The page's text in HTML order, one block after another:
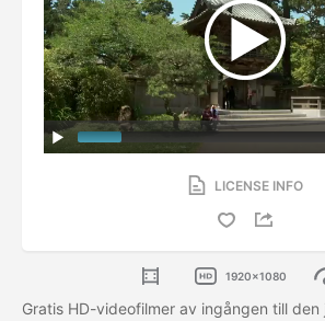
LICENSE INFO
1920x1080
Gratis HD-videofilmer av ingången till den